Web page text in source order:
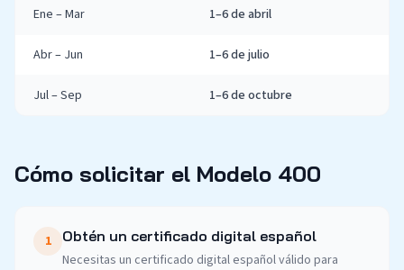
Ene – Mar 1–6 de abril
Abr – Jun 1–6 de julio
Jul – Sep 1–6 de octubre
Cómo solicitar el Modelo 400
1
Obtén un certificado digital español
Necesitas un certificado digital español válido para